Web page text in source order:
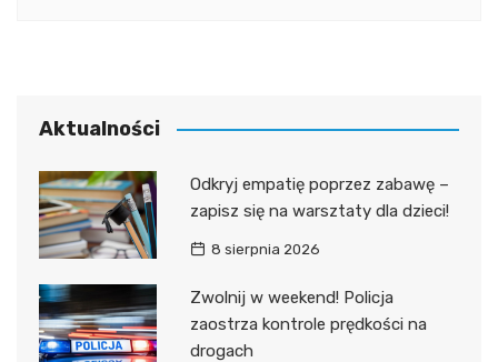
Aktualności
Odkryj empatię poprzez zabawę –
zapisz się na warsztaty dla dzieci!
8 sierpnia 2026
Zwolnij w weekend! Policja
zaostrza kontrole prędkości na
drogach